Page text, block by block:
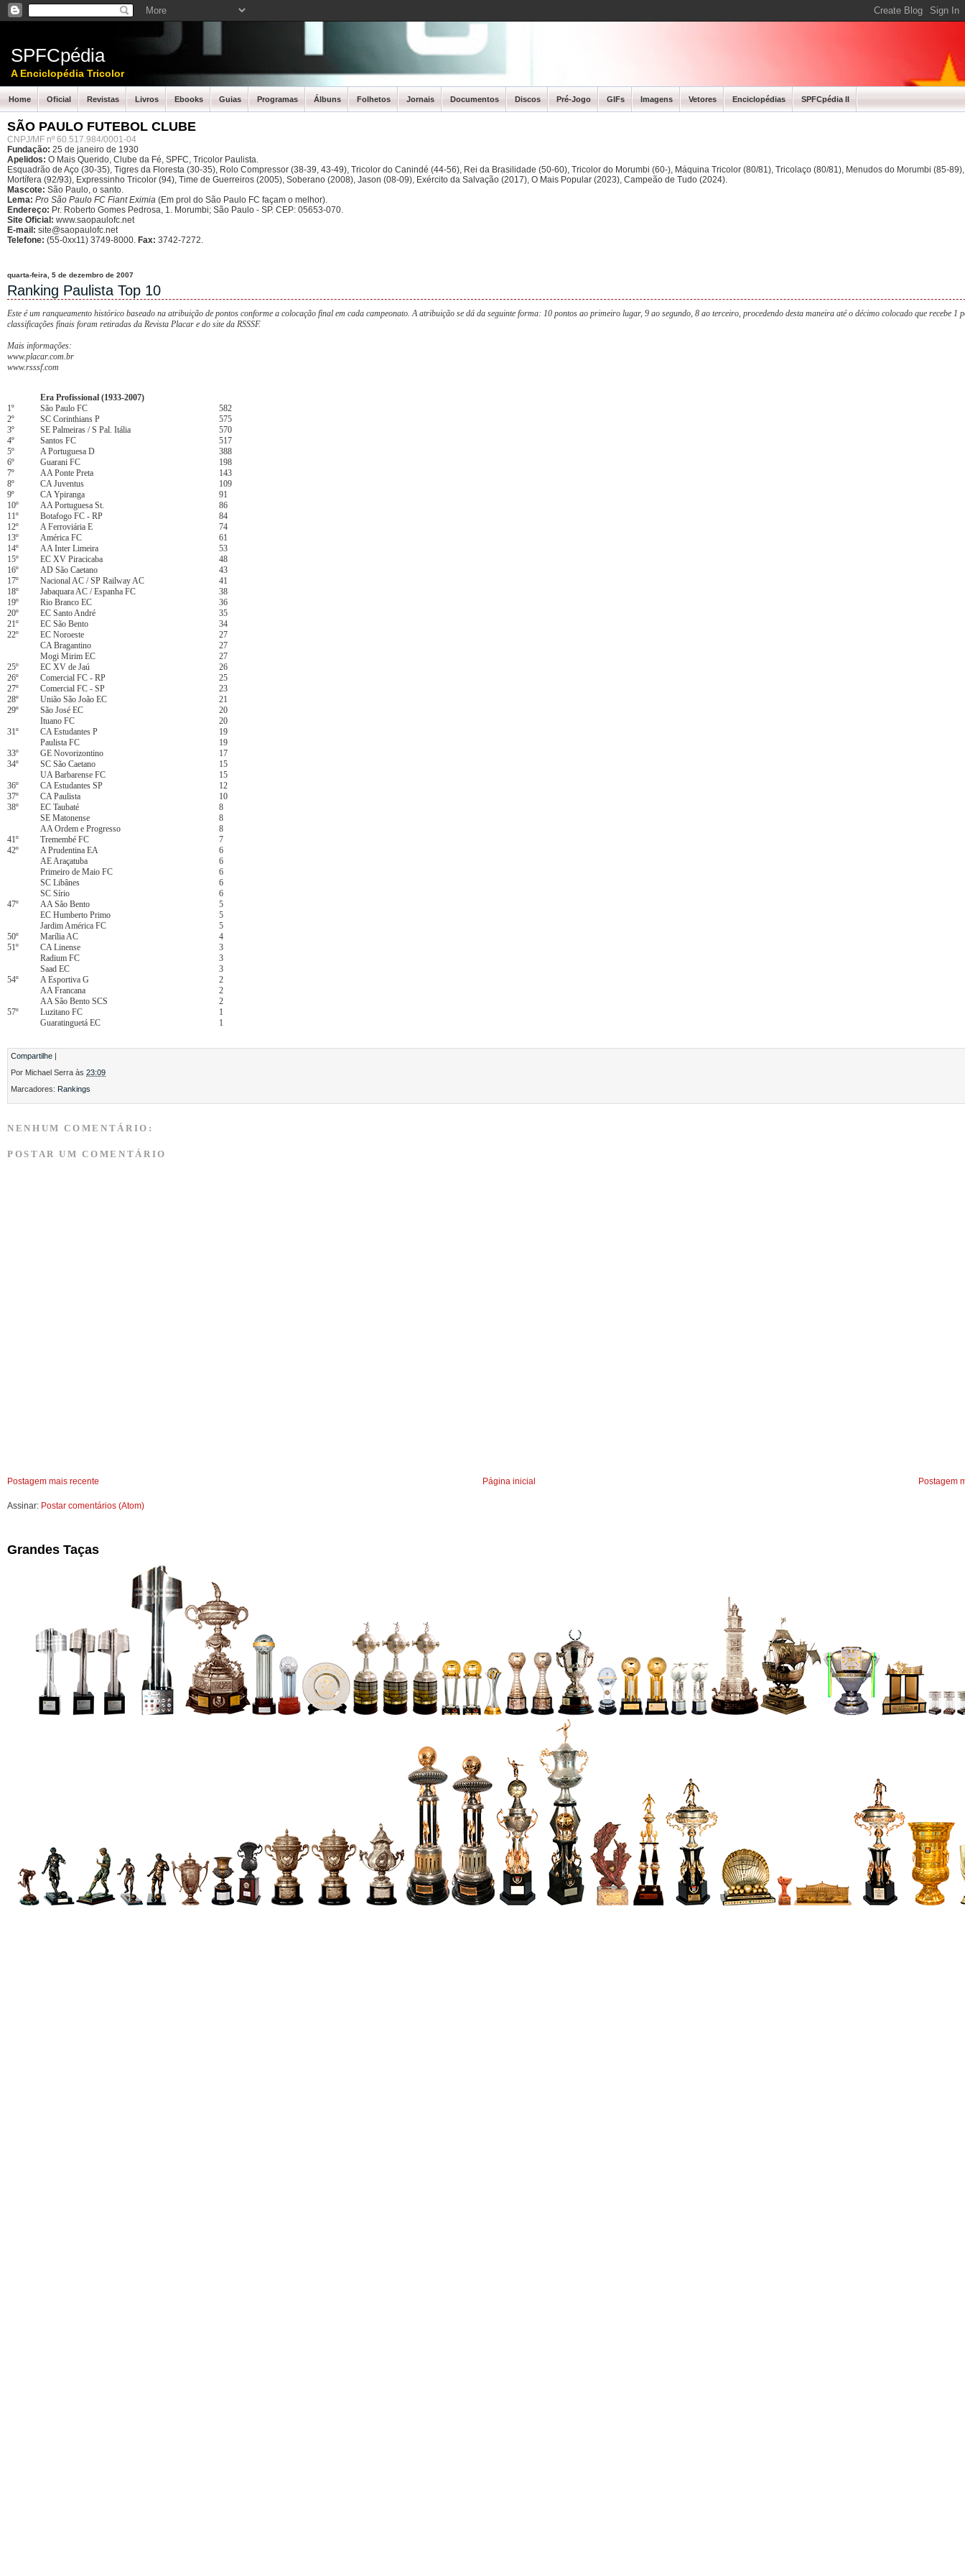
SPFCpédia
A Enciclopédia Tricolor
Home Oficial Revistas Livros Ebooks Guias Programas Álbuns Folhetos Jornais Documentos Discos Pré-Jogo GIFs Imagens Vetores Enciclopédias SPFCpédia II
SÃO PAULO FUTEBOL CLUBE
CNPJ/MF nº 60.517.984/0001-04
Fundação: 25 de janeiro de 1930
Apelidos: O Mais Querido, Clube da Fé, SPFC, Tricolor Paulista.
Esquadrão de Aço (30-35), Tigres da Floresta (30-35), Rolo Compressor (38-39, 43-49), Tricolor do Canindé (44-56), Rei da Brasilidade (50-60), Tricolor do Morumbi (60-), Máquina Tricolor (80/81), Tricolaço (80/81), Menudos do Morumbi (85-
Mortífera (92/93), Expressinho Tricolor (94), Time de Guerreiros (2005), Soberano (2008), Jason (08-09), Exército da Salvação (2017), O Mais Popular (2023), Campeão de Tudo (2024).
Mascote: São Paulo, o santo.
Lema: Pro São Paulo FC Fiant Eximia (Em prol do São Paulo FC façam o melhor).
Endereço: Pr. Roberto Gomes Pedrosa, 1. Morumbi; São Paulo - SP. CEP: 05653-070.
Site Oficial: www.saopaulofc.net
E-mail: site@saopaulofc.net
Telefone: (55-0xx11) 3749-8000. Fax: 3742-7272.
quarta-feira, 5 de dezembro de 2007
Ranking Paulista Top 10
Este é um ranqueamento histórico baseado na atribuição de pontos conforme a colocação final em cada campeonato. A atribuição se dá da seguinte forma: 10 pontos ao primeiro lugar, 9 ao segundo, 8 ao terceiro, procedendo desta maneira até o décimo colocado que recebe 1
classificações finais foram retiradas da Revista Placar e do site da RSSSF.
Mais informações:
www.placar.com.br
www.rsssf.com
Era Profissional (1933-2007)
1º
São Paulo FC
582
2º
SC Corinthians P
575
3º
SE Palmeiras / S Pal. Itália
570
4º
Santos FC
517
5º
A Portuguesa D
388
6º
Guarani FC
198
7º
AA Ponte Preta
143
8º
CA Juventus
109
9º
CA Ypiranga
91
10º
AA Portuguesa St.
86
11º
Botafogo FC - RP
84
12º
A Ferroviária E
74
13º
América FC
61
14º
AA Inter Limeira
53
15º
EC XV Piracicaba
48
16º
AD São Caetano
43
17º
Nacional AC / SP Railway AC
41
18º
Jabaquara AC / Espanha FC
38
19º
Rio Branco EC
36
20º
EC Santo André
35
21º
EC São Bento
34
22º
EC Noroeste
27
CA Bragantino
27
Mogi Mirim EC
27
25º
EC XV de Jaú
26
26º
Comercial FC - RP
25
27º
Comercial FC - SP
23
28º
União São João EC
21
29º
São José EC
20
Ituano FC
20
31º
CA Estudantes P
19
Paulista FC
19
33º
GE Novorizontino
17
34º
SC São Caetano
15
UA Barbarense FC
15
36º
CA Estudantes SP
12
37º
CA Paulista
10
38º
EC Taubaté
8
SE Matonense
8
AA Ordem e Progresso
8
41º
Tremembé FC
7
42º
A Prudentina EA
6
AE Araçatuba
6
Primeiro de Maio FC
6
SC Libânes
6
SC Sírio
6
47º
AA São Bento
5
EC Humberto Primo
5
Jardim América FC
5
50º
Marília AC
4
51º
CA Linense
3
Radium FC
3
Saad EC
3
54º
A Esportiva G
2
AA Francana
2
AA São Bento SCS
2
57º
Luzitano FC
1
Guaratinguetá EC
1
Compartilhe |
Por Michael Serra às 23:09
Marcadores: Rankings
NENHUM COMENTÁRIO:
POSTAR UM COMENTÁRIO
Postagem mais recente Postagem
Página inicial
Assinar: Postar comentários (Atom)
Grandes Taças